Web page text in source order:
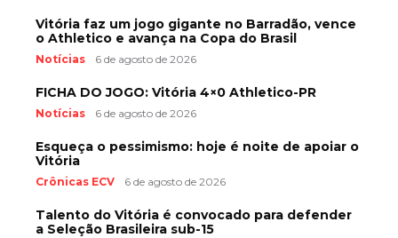
Vitória faz um jogo gigante no Barradão, vence
o Athletico e avança na Copa do Brasil
Notícias 6 de agosto de 2026
FICHA DO JOGO: Vitória 4×0 Athletico-PR
Notícias 6 de agosto de 2026
Esqueça o pessimismo: hoje é noite de apoiar o
Vitória
Crônicas ECV 6 de agosto de 2026
Talento do Vitória é convocado para defender
a Seleção Brasileira sub-15